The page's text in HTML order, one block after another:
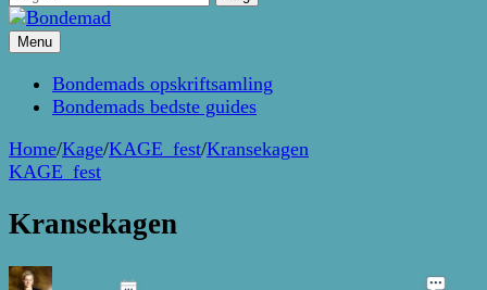
efter:
Bondemad
Kage- og madblog af Pernille Janbæk
Menu
Bondemads opskriftsamling
Bondemads bedste guides
Home/Kage/KAGE_fest/Kransekagen
KAGE_fest
Kransekagen